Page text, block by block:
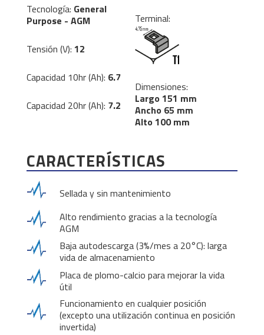
Tecnología: General
Purpose - AGM
Tensión (V): 12
Capacidad 10hr (Ah): 6.7
Capacidad 20hr (Ah): 7.2
Terminal:
Dimensiones:
Largo 151 mm
Ancho 65 mm
Alto 100 mm
CARACTERÍSTICAS
Sellada y sin mantenimiento
Alto rendimiento gracias a la tecnología
AGM
Baja autodescarga (3%/mes a 20°C): larga
vida de almacenamiento
Placa de plomo-calcio para mejorar la vida
útil
Funcionamiento en cualquier posición
(excepto una utilización continua en posición
invertida)